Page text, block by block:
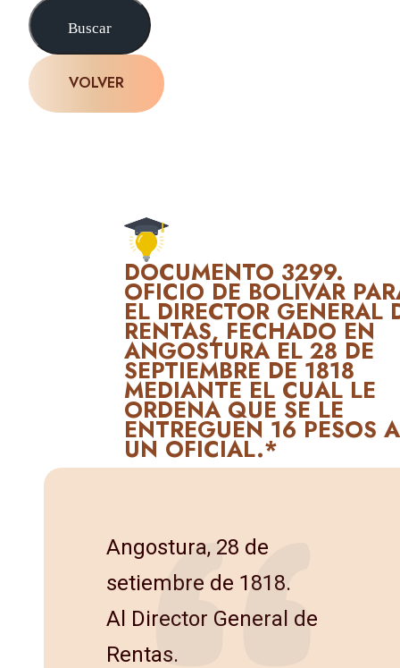
Buscar
VOLVER
DOCUMENTO 3299.
OFICIO DE BOLÍVAR
EL DIRECTOR GENERAL
RENTAS, FECHADO EN
ANGOSTURA EL 28 DE
SEPTIEMBRE DE 1818
MEDIANTE EL CUAL LE
ORDENA QUE SE LE
ENTREGUEN 16 PESOS A
UN OFICIAL.*
Angostura, 28 de
setiembre de 1818.
Al Director General de
Rentas.